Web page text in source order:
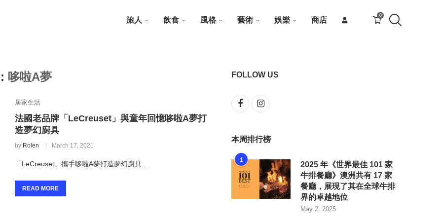
旅人 飲食 風格 藝術 娛樂 商店
0
哆啦A夢
居家生活
法國老品牌「LeCreuset」與童年回憶哆啦A夢打
造夢幻廚具
by Rolen March 17, 2021
「LeCreuset」攜手哆啦A夢打造夢幻廚具 …
READ MORE
FOLLOW US
本周排行榜
1
2025 年《世界最佳 101 家
牛排餐廳》澳洲共有 17 家
餐廳，展現了其在全球牛排
界的卓越地位
May 2, 2025